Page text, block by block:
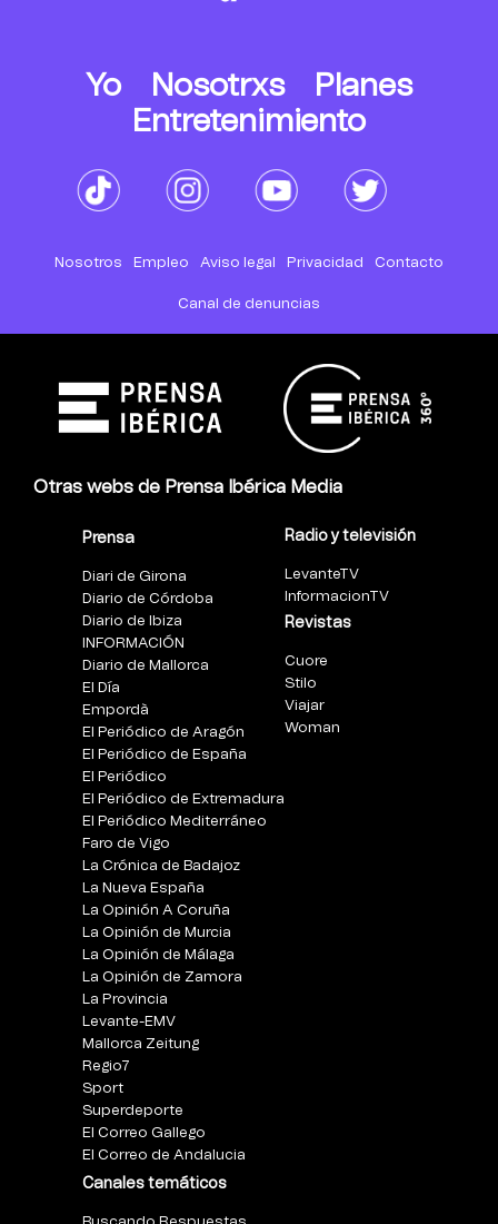
Yo Nosotrxs
Planes
Entretenimiento
Nosotros Empleo Aviso legal Privacidad Contacto
Canal de denuncias
Otras webs de Prensa Ibérica Media
Prensa
Diari de Girona
Diario de Córdoba
Diario de Ibiza
INFORMACIÓN
Diario de Mallorca
El Día
Empordà
El Periódico de Aragón
El Periódico de España
El Periódico
El Periódico de Extremadura
El Periódico Mediterráneo
Faro de Vigo
La Crónica de Badajoz
La Nueva España
La Opinión A Coruña
La Opinión de Murcia
La Opinión de Málaga
La Opinión de Zamora
La Provincia
Levante-EMV
Mallorca Zeitung
Regio7
Sport
Superdeporte
El Correo Gallego
El Correo de Andalucia
Canales temáticos
Radio y televisión
LevanteTV
InformacionTV
Revistas
Cuore
Stilo
Viajar
Woman